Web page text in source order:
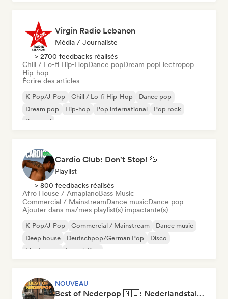
Virgin Radio Lebanon
Média / Journaliste
> 2700 feedbacks réalisés
Chill / Lo-fi Hip-HopDance popDream popElectropop
Hip-hop
Écrire des articles
K-Pop/J-Pop Chill / Lo-fi Hip-Hop
Dance pop
Dream pop
Hip-hop Pop international
Pop rock
Pop soul
Cardio Club: Don't Stop! 💦
Playlist
> 800 feedbacks réalisés
Afro House / AmapianoBass Music
Commercial / MainstreamDance musicDance pop
Ajouter dans ma/mes playlist(s) impactante(s)
K-Pop/J-Pop Commercial / Mainstream
Dance music
Deep house
Deutschpop/German Pop
Disco
Electropop
French Pop
NOUVEAU
Best of Nederpop 🇳🇱: Nederlandstalige Pop & Hollandse Hits